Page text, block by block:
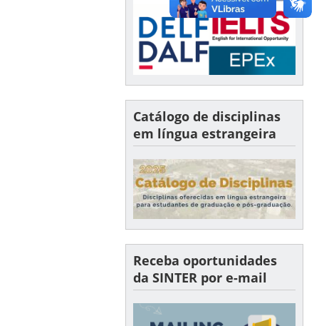
Catálogo de disciplinas
em língua estrangeira
Receba oportunidades
da SINTER por e-mail